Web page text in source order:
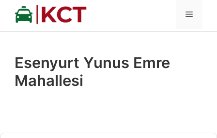
İçeriğe
MENÜ
Esenyurt Yunus Emre
Mahallesi